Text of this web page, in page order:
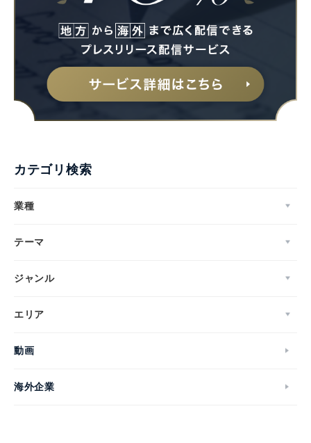
カテゴリ検索
業種
テーマ
ジャンル
エリア
動画
海外企業
Japanese